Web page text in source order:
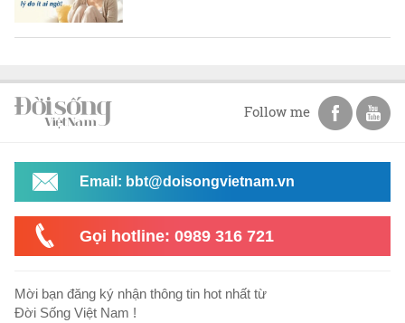
Follow me
Email: bbt@doisongvietnam.vn
Gọi hotline: 0989 316 721
Mời bạn đăng ký nhận thông tin hot nhất từ
Đời Sống Việt Nam !